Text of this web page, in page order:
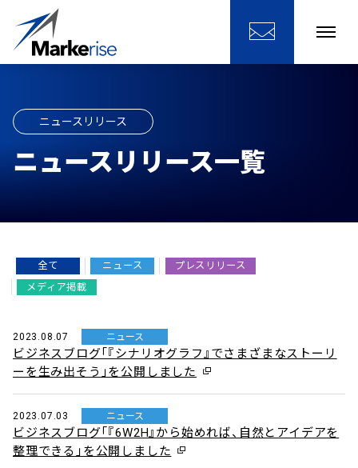
ニュースリリース
ニュースリリース一覧
全て ニュース
プレスリリース
メディア掲載
2023.08.07 ニュース
ビジネスブログ「『シナリオグラフ』でさまざまなストーリ
ーを生み出そう」を公開しました
2023.07.03 ニュース
ビジネスブログ「『6W2H』から始めれば、自然とアイデアを
整理できる」を公開しました